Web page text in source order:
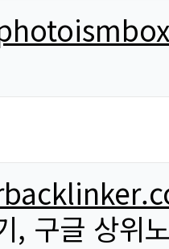
, 구글 상위